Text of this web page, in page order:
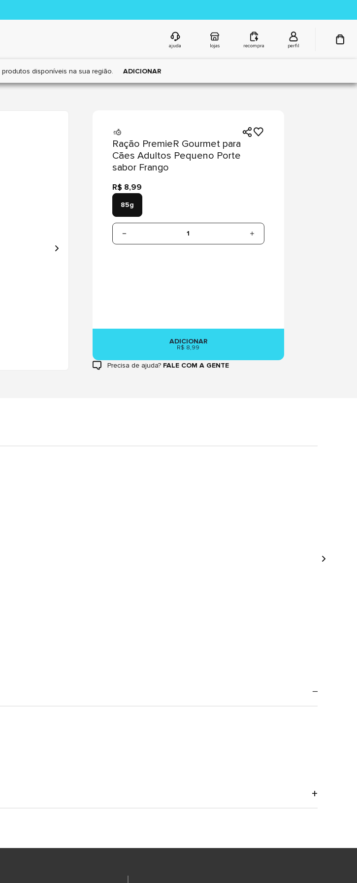
ajuda lojas recompra perfil
produtos disponíveis na sua região. ADICIONAR
Ração PremieR Gourmet para
Cães Adultos Pequeno Porte
sabor Frango
R$ 8,99
85g
1
ADICIONAR
R$ 8,99
Precisa de ajuda? FALE COM A GENTE